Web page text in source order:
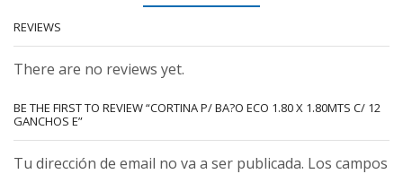
REVIEWS
There are no reviews yet.
BE THE FIRST TO REVIEW “CORTINA P/ BA?O ECO 1.80 X 1.80MTS C/ 12
GANCHOS E”
Tu dirección de email no va a ser publicada. Los campos